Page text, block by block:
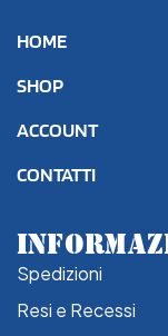
HOME
SHOP
ACCOUNT
CONTATTI
Spedizioni
Resi e Recessi